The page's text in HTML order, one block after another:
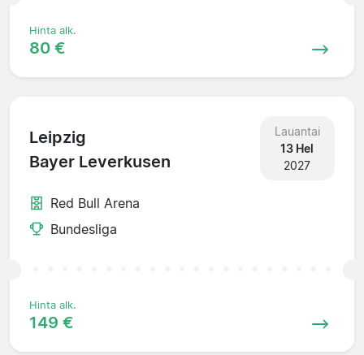
Hinta alk.
80 €
Leipzig
Bayer Leverkusen
Lauantai
13 Hel
2027
Red Bull Arena
Bundesliga
Hinta alk.
149 €